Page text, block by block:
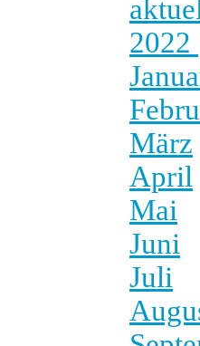
2022
März
April
Mai
Juni
Juli